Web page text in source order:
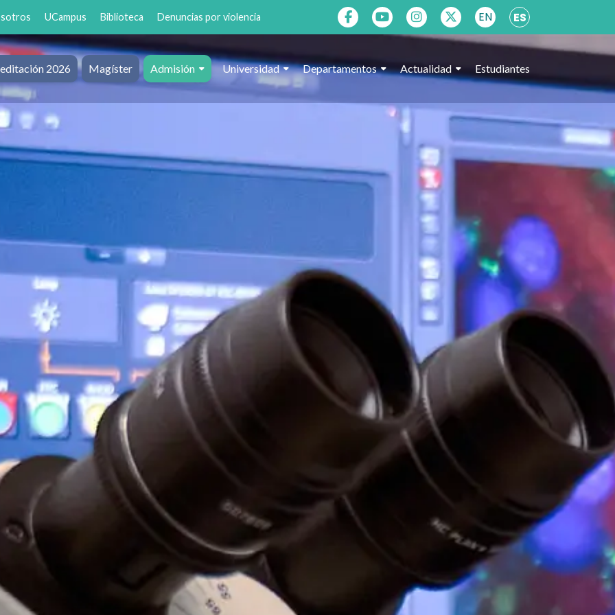
UCampus Biblioteca Denuncias por violencia EN ES
2026 Magíster Admisión Universidad Departamentos Actualidad Estudiantes